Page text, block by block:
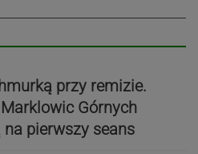
przy remizie.
Górnych
pierwszy seans